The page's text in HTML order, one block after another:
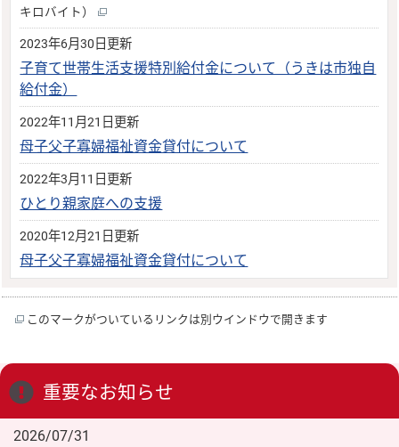
キロバイト）
2023年6月30日更新
子育て世帯生活支援特別給付金について（うきは市独自
給付金）
2022年11月21日更新
母子父子寡婦福祉資金貸付について
2022年3月11日更新
ひとり親家庭への支援
2020年12月21日更新
母子父子寡婦福祉資金貸付について
このマークがついているリンクは別ウインドウで開きます
重要なお知らせ
2026/07/31